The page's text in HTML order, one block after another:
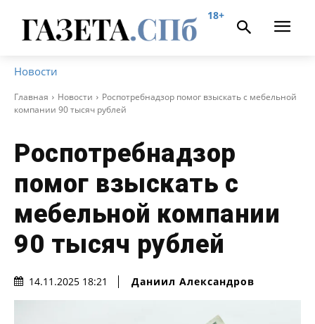
18+
Новости
Главная Новости
Роспотребнадзор помог взыскать с мебельной
компании 90 тысяч рублей
Роспотребнадзор
помог взыскать с
мебельной компании
90 тысяч рублей
14.11.2025 18:21 Даниил Александров